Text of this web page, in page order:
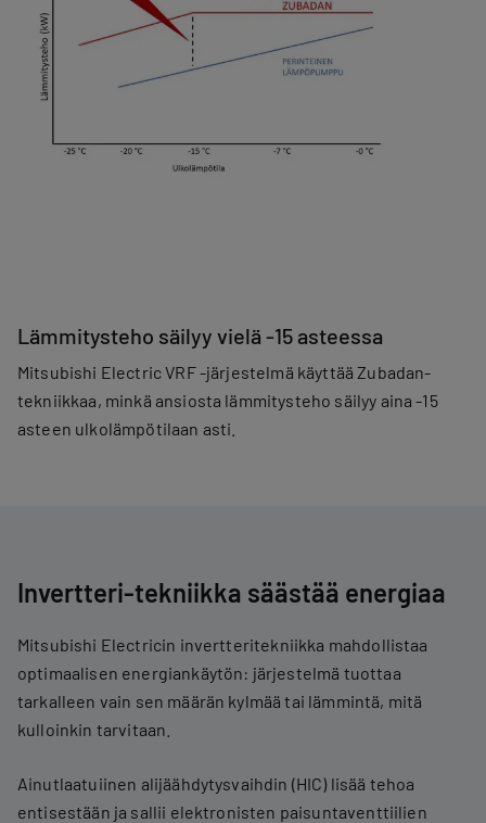
Lämmitysteho säilyy vielä -15 asteessa
Mitsubishi Electric VRF -järjestelmä käyttää Zubadan-
tekniikkaa, minkä ansiosta lämmitysteho säilyy aina -15
asteen ulkolämpötilaan asti.
Invertteri-tekniikka säästää energiaa
Mitsubishi Electricin invertteritekniikka mahdollistaa
optimaalisen energiankäytön: järjestelmä tuottaa
tarkalleen vain sen määrän kylmää tai lämmintä, mitä
kulloinkin tarvitaan.
Ainutlaatuiinen alijäähdytysvaihdin (HIC) lisää tehoa
entisestään ja sallii elektronisten paisuntaventtiilien